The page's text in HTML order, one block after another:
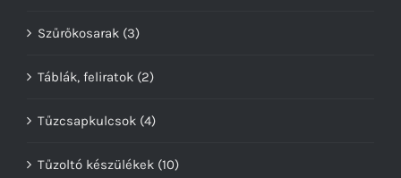
Szűrőkosarak (3)
Táblák, feliratok (2)
Tűzcsapkulcsok (4)
Tűzoltó készülékek (10)